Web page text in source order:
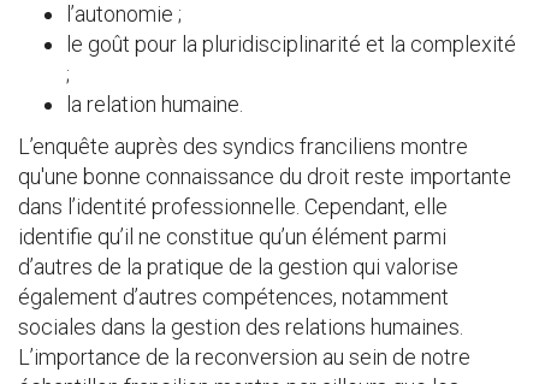
l’autonomie ;
le goût pour la pluridisciplinarité et la complexité
;
la relation humaine.
L’enquête auprès des syndics franciliens montre
qu'une bonne connaissance du droit reste importante
dans l’identité professionnelle. Cependant, elle
identifie qu’il ne constitue qu’un élément parmi
d’autres de la pratique de la gestion qui valorise
également d’autres compétences, notamment
sociales dans la gestion des relations humaines.
L’importance de la reconversion au sein de notre